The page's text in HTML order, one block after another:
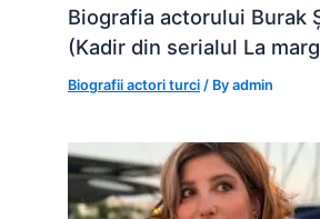
Biografia actorului Burak
(Kadir din serialul La
Biografii actori turci / Byadmin